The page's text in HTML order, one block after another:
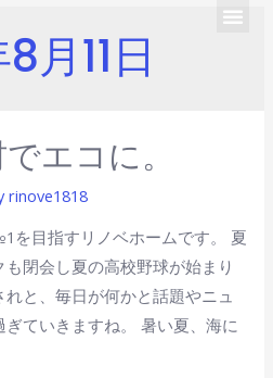
月11日
エコに。
rinove1818
を目指すリノベホームです。 夏
閉会し夏の高校野球が始まり
と、毎日が何かと話題やニュ
ていきますね。 暑い夏、海に